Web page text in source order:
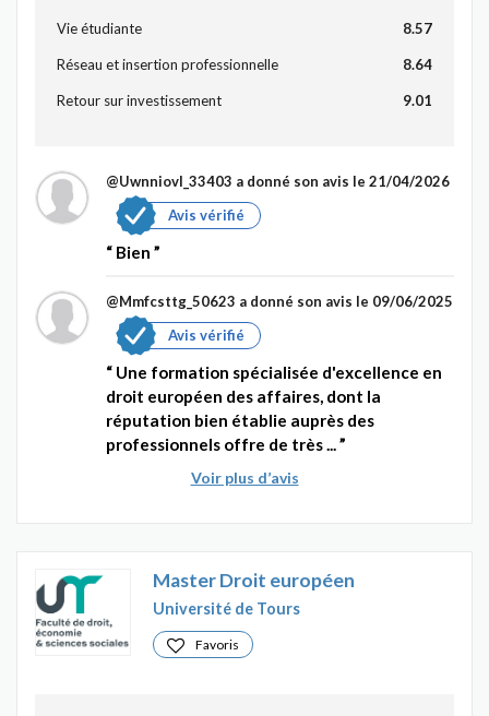
Vie étudiante 8.57
Réseau et insertion professionnelle 8.64
Retour sur investissement 9.01
@Uwnniovl_33403 a donné son avis le 21/04/2026
Avis vérifié
Bien
@Mmfcsttg_50623 a donné son avis le 09/06/2025
Avis vérifié
Une formation spécialisée d'excellence en
droit européen des affaires, dont la
réputation bien établie auprès des
professionnels offre de très ...
Voir plus d’avis
Master Droit européen
Université de Tours
Favoris